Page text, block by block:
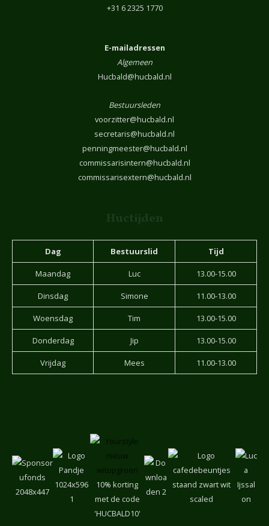
+31 6 2325 1770
E-mailadressen
Algemeen
Hucbald@hucbald.nl
Bestuursleden
voorzitter@hucbald.nl
secretaris@hucbald.nl
penningmeester@hucbald.nl
commissarisintern@hucbald.nl
commissarisextern@hucbald.nl
Huctijden
Dag Bestuurslid Tijd
Maandag Luc 13.00-15.00
Dinsdag Simone 11.00-13.00
Woensdag Tim 13.00-15.00
Donderdag Jip 13.00-15.00
Vrijdag Mees 11.00-13.00
10% korting
met de code
'HUCBALD10'